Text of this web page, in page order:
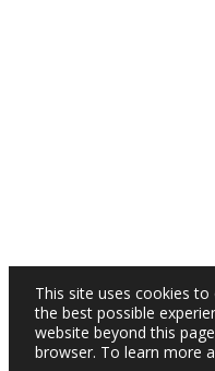
This site uses cookies
the best possible
website beyond this
browser. To learn more